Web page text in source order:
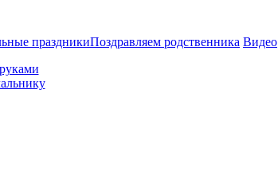
праздникиПоздравляем родственника Видео